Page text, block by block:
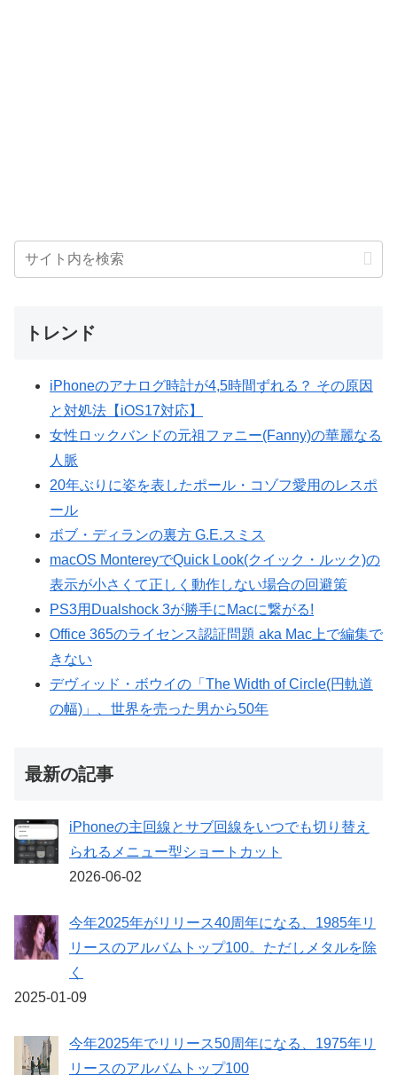
トレンド
iPhoneのアナログ時計が4,5時間ずれる？ その原因
と対処法【iOS17対応】
女性ロックバンドの元祖ファニー(Fanny)の華麗なる
人脈
20年ぶりに姿を表したポール・コゾフ愛用のレスポ
ール
ボブ・ディランの裏方 G.E.スミス
macOS MontereyでQuick Look(クイック・ルック)の
表示が小さくて正しく動作しない場合の回避策
PS3用Dualshock 3が勝手にMacに繋がる!
Office 365のライセンス認証問題 aka Mac上で編集で
きない
デヴィッド・ボウイの「The Width of Circle(円軌道
の幅)」、世界を売った男から50年
最新の記事
iPhoneの主回線とサブ回線をいつでも切り替え
られるメニュー型ショートカット
2026-06-02
今年2025年がリリース40周年になる、1985年リ
リースのアルバムトップ100。ただしメタルを除
く
2025-01-09
今年2025年でリリース50周年になる、1975年リ
リースのアルバムトップ100